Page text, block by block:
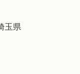
玉県